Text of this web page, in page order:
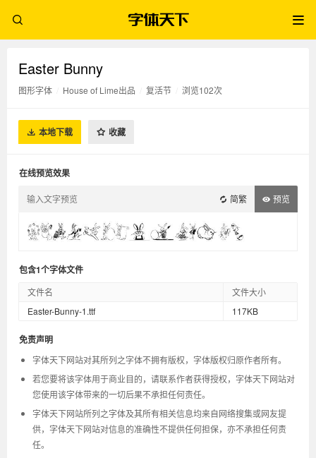
Easter Bunny
图形字体 House of Lime出品 复活节 浏览102次
本地下载 收藏
在线预览效果
简繁 预览
包含1个字体文件
文件名
文件大小
Easter-Bunny-1.ttf
117KB
免责声明
字体天下网站对其所列之字体不拥有版权，字体版权归原作者所有。
若您要将该字体用于商业目的，请联系作者获得授权，字体天下网站对
您使用该字体带来的一切后果不承担任何责任。
字体天下网站所列之字体及其所有相关信息均来自网络搜集或网友提
供，字体天下网站对信息的准确性不提供任何担保，亦不承担任何责
任。